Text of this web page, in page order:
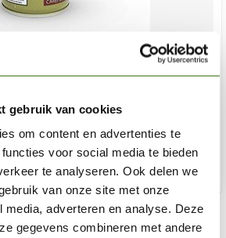
gebruik van cookies
om content en advertenties te
voor social media te bieden
te analyseren. Ook delen we
van onze site met onze
media, adverteren en analyse. Deze
gegevens combineren met andere
Primer - CP3002
€11,69